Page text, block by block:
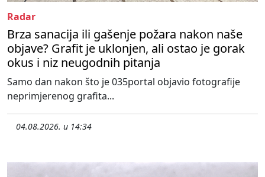
Radar
Brza sanacija ili gašenje požara nakon naše
objave? Grafit je uklonjen, ali ostao je gorak
okus i niz neugodnih pitanja
Samo dan nakon što je 035portal objavio fotografije
neprimjerenog grafita...
04.08.2026. u 14:34